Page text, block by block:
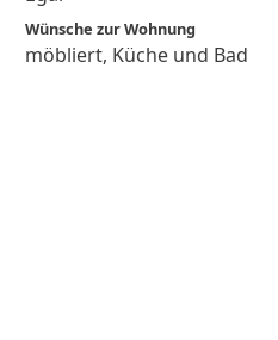
Wünsche zur Wohnung
möbliert, Küche und Bad